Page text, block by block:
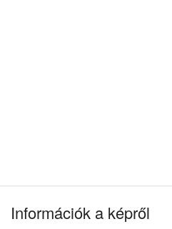
Információk a képről